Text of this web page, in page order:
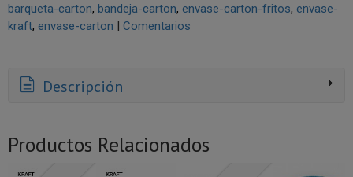
barqueta-carton bandeja-carton envase-carton-fritos envase-
kraft envase-carton Comentarios
Descripción
Productos Relacionados